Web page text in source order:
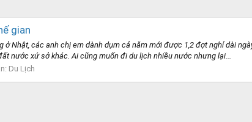
gian
ở Nhật, các anh chị em dành dụm cả năm mới được 1,2 đợt nghỉ dài
nước xứ sở khác. Ai cũng muốn đi du lịch nhiều nước nhưng lại...
Du Lịch